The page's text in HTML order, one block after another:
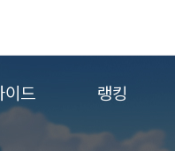
이드 랭킹